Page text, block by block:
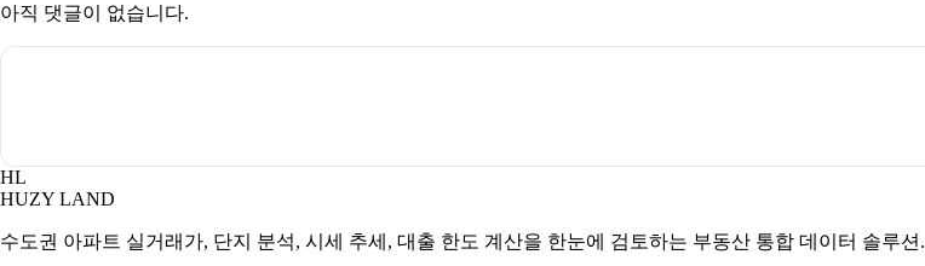
아직 댓글이 없습니다.
HL
HUZY LAND
수도권 아파트 실거래가, 단지 분석, 시세 추세, 대출 한도 계산을 한눈에 검토하는 부동산 통합 데이터 솔루션.